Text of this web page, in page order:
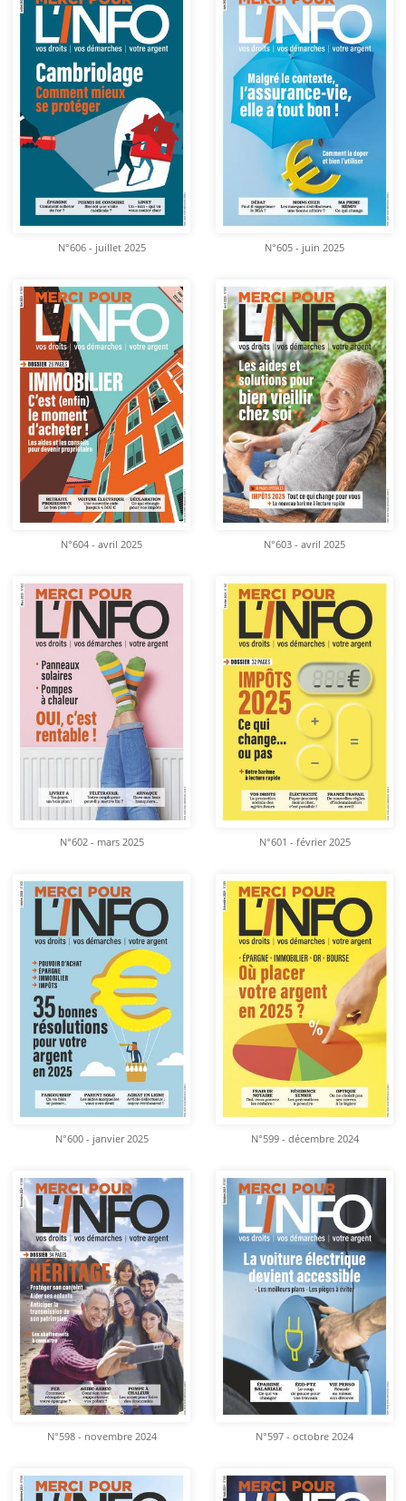
N°606 - juillet 2025 N°605 - juin 2025
N°604 - avril 2025 N°603 - avril 2025
N°602 - mars 2025 N°601 - février 2025
N°600 - janvier 2025 N°599 - décembre 2024
N°598 - novembre 2024 N°597 - octobre 2024